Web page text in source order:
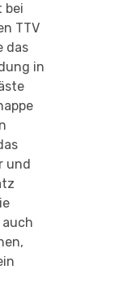
bei
TTV
das
in
und
auch